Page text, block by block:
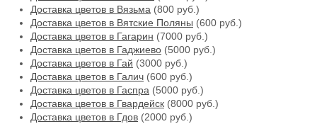
Доставка цветов в Вязьма (800 руб.)
Доставка цветов в Вятские Поляны (600 руб.)
Доставка цветов в Гагарин (7000 руб.)
Доставка цветов в Гаджиево (5000 руб.)
Доставка цветов в Гай (3000 руб.)
Доставка цветов в Галич (600 руб.)
Доставка цветов в Гаспра (5000 руб.)
Доставка цветов в Гвардейск (8000 руб.)
Доставка цветов в Гдов (2000 руб.)